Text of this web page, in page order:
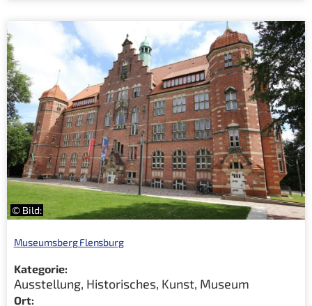
© Bild:
Museumsberg Flensburg
Kategorie:
Ausstellung, Historisches, Kunst, Museum
Ort: